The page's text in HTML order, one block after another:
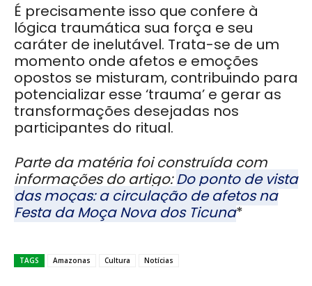
É precisamente isso que confere à
lógica traumática sua força e seu
caráter de inelutável. Trata-se de um
momento onde afetos e emoções
opostos se misturam, contribuindo para
potencializar esse ‘trauma’ e gerar as
transformações desejadas nos
participantes do ritual.
Parte da matéria foi construída com
informações do artigo:Do ponto de vista
das moças: a circulação de afetos na
Festa da Moça Nova dos Ticuna*
TAGS Amazonas Cultura Notícias